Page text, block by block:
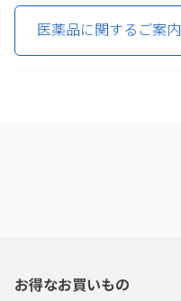
医薬品に関するご案内
お得なお買いもの